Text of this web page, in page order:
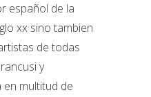
español de la
xx sino tambien
de todas
y
en multitud de